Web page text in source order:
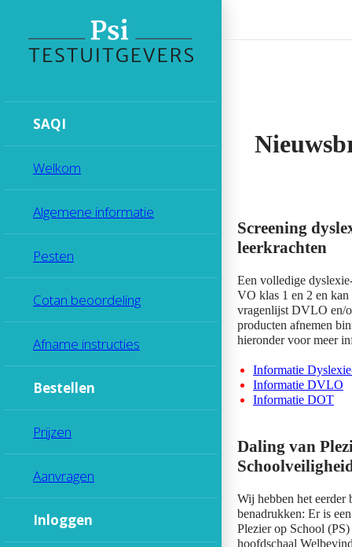
SAQI
Welkom
Algemene informatie
Pesten
Cotan beoordeling
Afname instructies
Bestellen
Prijzen
Aanvragen
Inloggen
Screening
leerkrachten
Een volledige
VO klas 1 en 2 en
vragenlijst DVLO en/
producten afnemen
hieronder voor meer
Informatie
Informatie DVLO
Informatie DOT
Daling van
Wij hebben het eerder
benadrukken: Er is
Plezier op School
hoofdschaal